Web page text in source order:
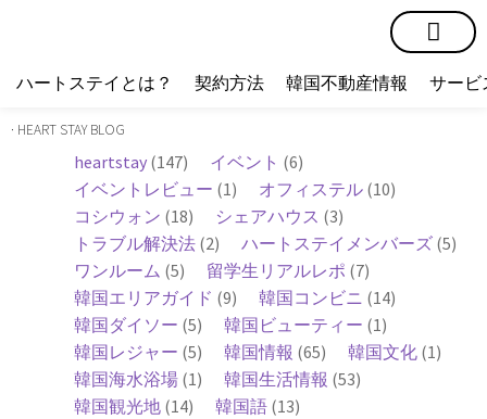
ハートステイとは？ 契約方法 韓国不動産情報 サービ
· HEART STAY BLOG
heartstay (147) イベント (6)
イベントレビュー (1) オフィステル (10)
コシウォン (18) シェアハウス (3)
トラブル解決法 (2) ハートステイメンバーズ (5)
ワンルーム (5) 留学生リアルレポ (7)
韓国エリアガイド (9) 韓国コンビニ (14)
韓国ダイソー (5) 韓国ビューティー (1)
韓国レジャー (5) 韓国情報 (65) 韓国文化 (1)
韓国海水浴場 (1) 韓国生活情報 (53)
韓国観光地 (14) 韓国語 (13)